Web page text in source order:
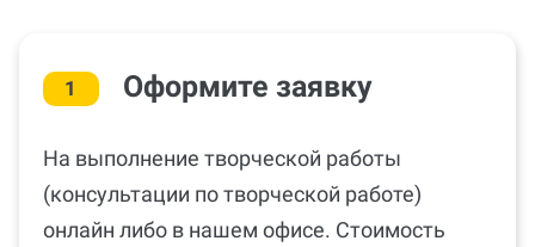
1 Оформите заявку
На выполнение творческой работы
(консультации по творческой работе)
онлайн либо в нашем офисе. Стоимость